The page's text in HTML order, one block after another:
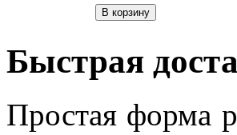
Быстрая
Простая форма